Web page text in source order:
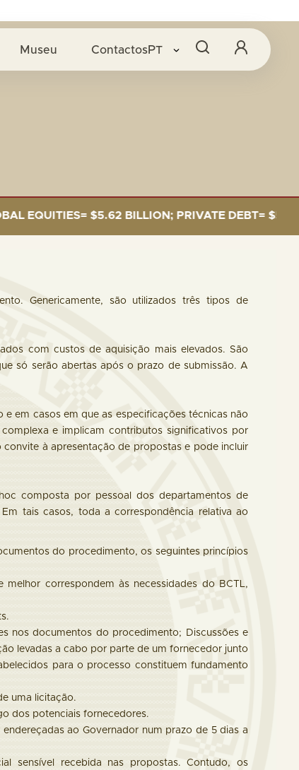
Museu Contactos PT
$5.62 BILLION; PRIVATE DEBT= $589 MILLION.
Genericamente, são utilizados três tipos de
com custos de aquisição mais elevados. São
só serão abertas após o prazo de submissão. A
em casos em que as especificações técnicas não
e implicam contributos significativos por
à apresentação de propostas e pode incluir
composta por pessoal dos departamentos de
tais casos, toda a correspondência relativa ao
do procedimento, os seguintes princípios
correspondem às necessidades do BCTL,
nos documentos do procedimento; Discussões e
levadas a cabo por parte de um fornecedor junto
para o processo constituem fundamento
uma licitação.
dos potenciais fornecedores.
ao Governador num prazo de 5 dias a
sensível recebida nas propostas. Contudo, os